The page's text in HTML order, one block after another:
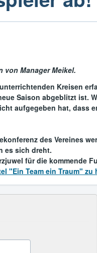
von Manager Meikel.
Kreisen
Saison abgeblitzt ist.
aufgegeben hat, dass
des Vereines
es sich dreht.
für die kommende
"Ein Team ein Traum" zu